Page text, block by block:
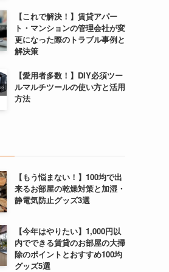
【これで解決！】賃貸アパー
ト・マンションの管理会社が変
更になった際のトラブル事例と
解決策
【愛用者多数！】DIY必須ツー
ルマルチツールの使い方と活用
方法
【もう悩まない！】100均で出
来るお部屋の乾燥対策と加湿・
静電気防止グッズ3選
【今年はやりたい】1,000円以
内でできる賃貸のお部屋の大掃
除のポイントとおすすめ100均
グッズ5選